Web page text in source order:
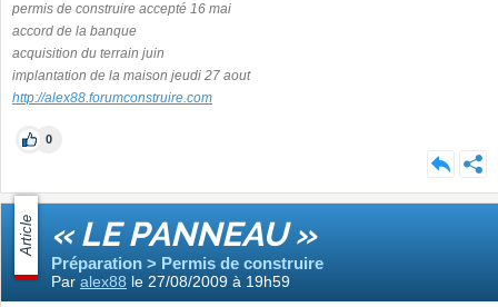
permis de construire accepté 16 mai
accord de la banque
acquisition du terrain juin
implantation de la maison jeudi 27 aout
http://alex88.forumconstruire.com
0
Article « LE PANNEAU »
Préparation > Permis de construire
Par alex88 le 27/08/2009 à 19h59